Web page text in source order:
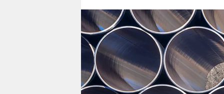
berlin
nord
wahrheit
verlag